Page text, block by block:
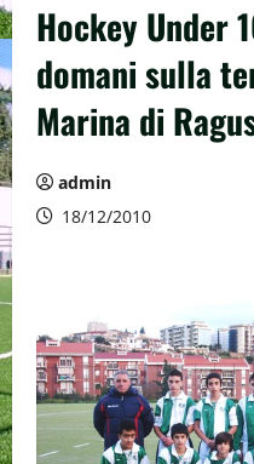
Hockey Under
domani sulla
Marina di
admin
18/12/2010